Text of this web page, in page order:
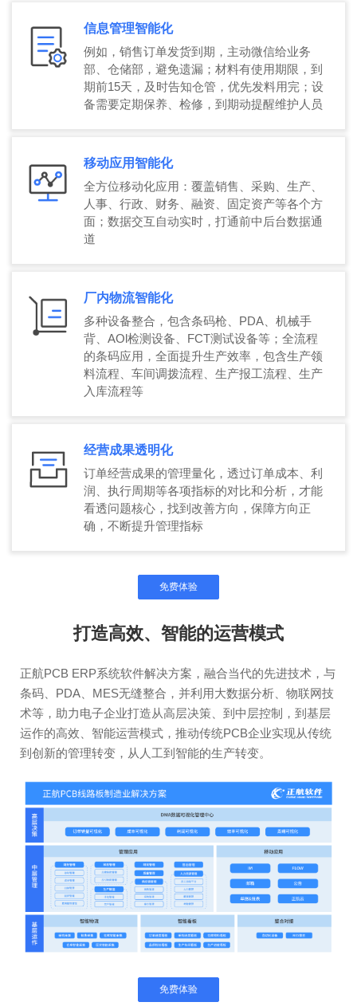
信息管理智能化
例如，销售订单发货到期，主动微信给业务
部、仓储部，避免遗漏；材料有使用期限，到
期前15天，及时告知仓管，优先发料用完；设
备需要定期保养、检修，到期动提醒维护人员
移动应用智能化
全方位移动化应用：覆盖销售、采购、生产、
人事、行政、财务、融资、固定资产等各个方
面；数据交互自动实时，打通前中后台数据通
道
厂内物流智能化
多种设备整合，包含条码枪、PDA、机械手
背、AOl检测设备、FCT测试设备等；全流程
的条码应用，全面提升生产效率，包含生产领
料流程、车间调拨流程、生产报工流程、生产
入库流程等
经营成果透明化
订单经营成果的管理量化，透过订单成本、利
润、执行周期等各项指标的对比和分析，才能
看透问题核心，找到改善方向，保障方向正
确，不断提升管理指标
免费体验
打造高效、智能的运营模式
正航PCB ERP系统软件解决方案，融合当代的先进技术，与
条码、PDA、MES无缝整合，并利用大数据分析、物联网技
术等，助力电子企业打造从高层决策、到中层控制，到基层
运作的高效、智能运营模式，推动传统PCB企业实现从传统
到创新的管理转变，从人工到智能的生产转变。
免费体验